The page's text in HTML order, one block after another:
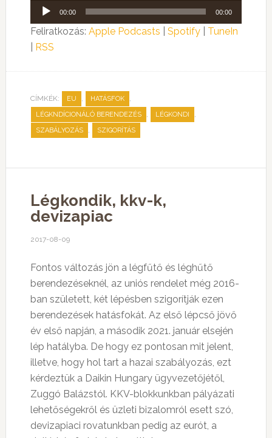
Audió
lejátszó
00:00 00:00
Feliratkozás: Apple Podcasts Spotify| TuneIn
RSS
CÍMKÉK: EU , HATÁSFOK ,
LÉGKNDÍCIONÁLÓ BERENDEZÉS , LÉGKONDI ,
SZABÁLYOZÁS , SZIGORÍTÁS
Légkondik, kkv-k,
devizapiac
2017-08-09
Fontos változás jön a légfűtő és léghűtő
berendezéseknél, az uniós rendelet még 2016-
ban született, két lépésben szigorítják ezen
berendezések hatásfokát. Az első lépcső jövő
év első napján, a második 2021. január elsején
lép hatályba. De hogy ez pontosan mit jelent,
illetve, hogy hol tart a hazai szabályozás, ezt
kérdeztük a Daikin Hungary ügyvezetőjétől,
Zuggó Balázstól. KKV-blokkunkban pályázati
lehetőségekről és üzleti bizalomról esett szó,
devizapiaci rovatunkban pedig az eurót, a